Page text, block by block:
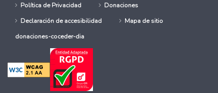
Política de Privacidad
Donaciones
Declaración de accesibilidad
Mapa de sitio
donaciones-coceder-dia